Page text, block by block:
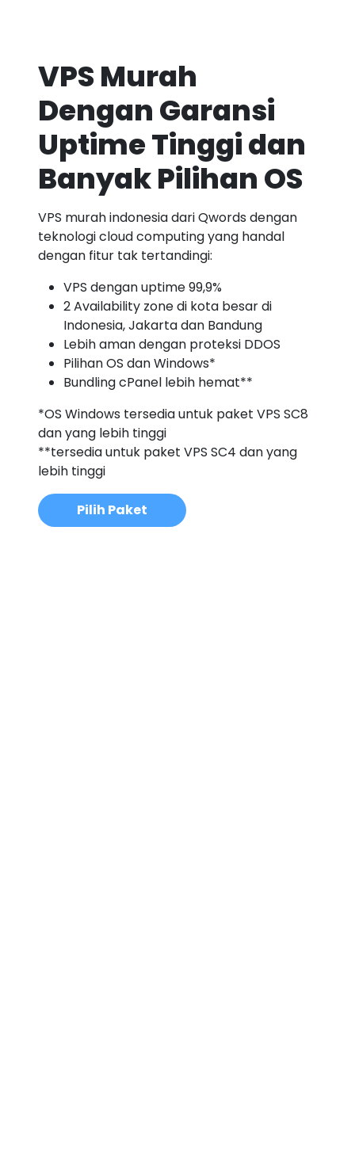
VPS Murah
Dengan Garansi
Uptime Tinggi dan
Banyak Pilihan OS
VPS murah indonesia dari Qwords dengan
teknologi cloud computing yang handal
dengan fitur tak tertandingi:
VPS dengan uptime 99,9%
2 Availability zone di kota besar di
Indonesia, Jakarta dan Bandung
Lebih aman dengan proteksi DDOS
Pilihan OS dan Windows*
Bundling cPanel lebih hemat**
*OS Windows tersedia untuk paket VPS SC8
dan yang lebih tinggi
**tersedia untuk paket VPS SC4 dan yang
lebih tinggi
Pilih Paket